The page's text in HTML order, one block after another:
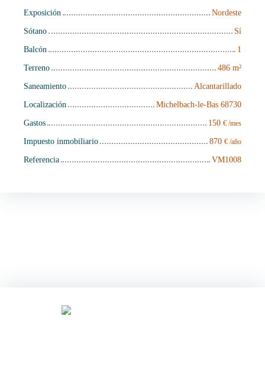
Exposición
Nordeste
Sótano
Sí
Balcón
1
Terreno
486 m²
Saneamiento
Alcantarillado
Localización
Michelbach-le-Bas 68730
Gastos
150 € /mes
Impuesto inmobiliario 870 € /año
Referencia VM1008